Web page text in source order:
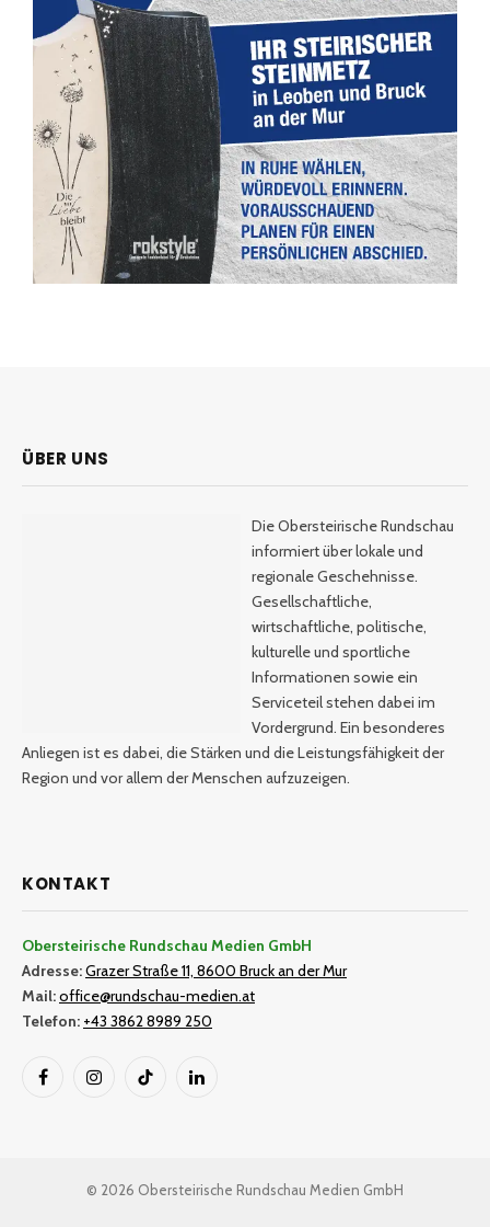
ÜBER UNS
Die Obersteirische Rundschau
informiert über lokale und
regionale Geschehnisse.
Gesellschaftliche,
wirtschaftliche, politische,
kulturelle und sportliche
Informationen sowie ein
Serviceteil stehen dabei im
Vordergrund. Ein besonderes
Anliegen ist es dabei, die Stärken und die Leistungsfähigkeit der
Region und vor allem der Menschen aufzuzeigen.
KONTAKT
Obersteirische Rundschau Medien GmbH
Adresse:Grazer Straße 11, 8600 Bruck an der Mur
Mail:office@rundschau-medien.at
Telefon: +43 3862 8989 250
FacebookInstagramTikTok LinkedIn
© 2026 Obersteirische Rundschau Medien GmbH